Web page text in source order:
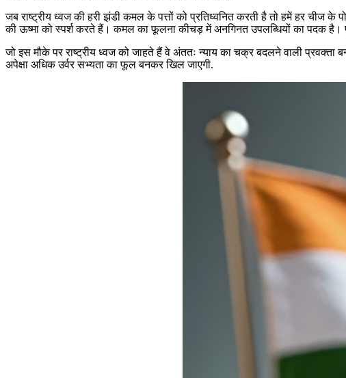
जब राष्ट्रीय ध्वज की हरी झंडी कमल के पत्तों को प्रतिध्वनित करती है तो हमें हर चीज के
की ऊष्मा को स्पर्श करते हैं। कमल का फूलना कीचड़ में अनगिनत उपलब्धियों का पदक है।
जो इस मौके पर राष्ट्रीय ध्वज को जाहते हैं वे अंततः न्याय का चक्र बदलने वाली
अपेक्षा अधिक उर्वर सभ्यता का फूल बनकर खिल जाएगी.